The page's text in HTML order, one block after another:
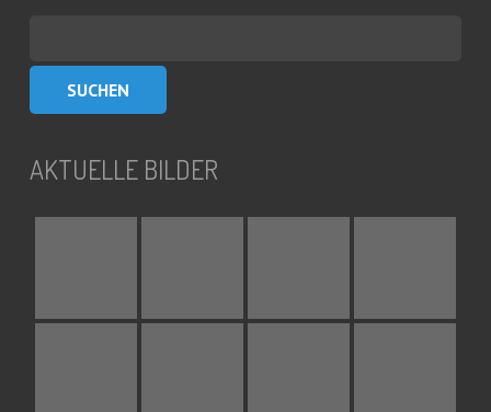
AKTUELLE BILDER